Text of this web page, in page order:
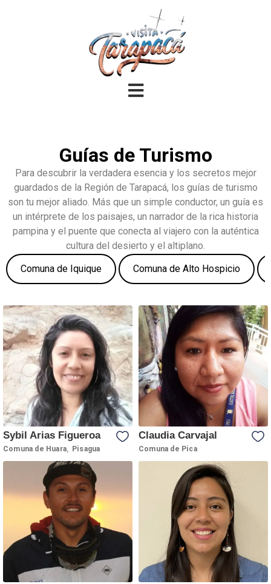
Guías de Turismo
Para descubrir la verdadera esencia y los secretos mejor
guardados de la Región de Tarapacá, los guías de turismo
son tu mejor aliado. Más que un simple conductor, un guía es
un intérprete de los paisajes, un narrador de la rica historia
pampina y el puente que conecta al viajero con la auténtica
cultura del desierto y el altiplano.
Comuna de Iquique
Comuna de Alto Hospicio
Sybil Arias Figueroa
Comuna de Huara Pisagua
Claudia Carvajal
Comuna de Pica